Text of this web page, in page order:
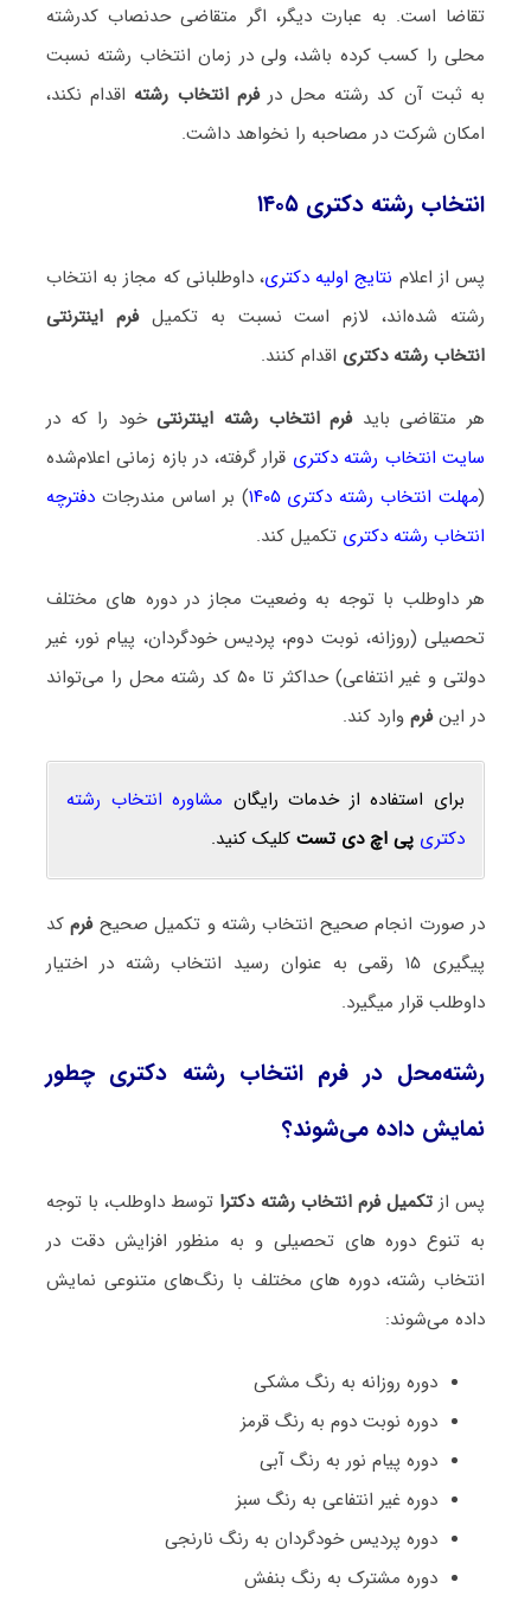
تقاضا است. به عبارت دیگر، اگر متقاضی حدنصاب کدرشته
محلی را کسب کرده باشد، ولی در زمان انتخاب رشته نسبت
به ثبت آن کد رشته محل در فرم انتخاب رشته اقدام نکند،
امکان شرکت در مصاحبه را نخواهد داشت.
انتخاب رشته دکتری ۱۴۰۵
پس از اعلام نتایج اولیه دکتری، داوطلبانی که مجاز به انتخاب
رشته شده‌اند، لازم است نسبت به تکمیلفرم اینترنتی
انتخاب رشته دکتری اقدام کنند.
هر متقاضی بایدفرم انتخاب رشته اینترنتیخود را که در
سایت انتخاب رشته دکتری قرار گرفته، در بازه زمانی اعلام‌شده
(مهلت انتخاب رشته دکتری ۱۴۰۵ ) بر اساس مندرجاتدفترچه
انتخاب رشته دکتری تکمیل کند.
هر داوطلب با توجه به وضعیت مجاز در دوره های مختلف
تحصیلی (روزانه، نوبت دوم، پردیس خودگردان، پیام نور، غیر
دولتی و غیر انتفاعی) حداکثر تا ۵۰ کد رشته محل را می‌تواند
در اینفرموارد کند.
برای استفاده از خدمات رایگان مشاوره انتخاب رشته
دکتری پی اچ دی تستکلیک کنید.
در صورت انجام صحیح انتخاب رشته و تکمیل صحیحفرمکد
پیگیری ۱۵ رقمی به عنوان رسید انتخاب رشته در اختیار
داوطلب قرار می‎گیرد.
رشته‌محل در فرم انتخاب رشته دکتری چطور
نمایش داده می‌شوند؟
پس ازتکمیل فرم انتخاب رشته دکترا توسط داوطلب، با توجه
به تنوع دوره های تحصیلی و به منظور افزایش دقت در
انتخاب رشته، دوره های مختلف با رنگ‌های متنوعی نمایش
داده می‌شوند:
دوره روزانه به رنگ مشکی
دوره نوبت دوم به رنگ قرمز
دوره پیام نور به رنگ آبی
دوره غیر انتفاعی به رنگ سبز
دوره پردیس خودگردان به رنگ نارنجی
دوره مشترک به رنگ بنفش